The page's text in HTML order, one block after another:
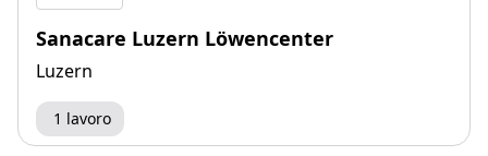
Sanacare Luzern Löwencenter
Luzern
1 lavoro